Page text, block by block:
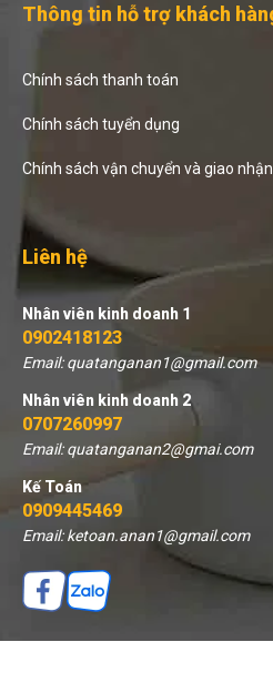
Thông tin hỗ trợ khách
Chính sách thanh toán
Chính sách tuyển dụng
Chính sách vận chuyển và giao nhận
Liên hệ
Nhân viên kinh doanh 1
0902418123
Email: quatanganan1@gmail.com
Nhân viên kinh doanh 2
0707260997
Email: quatanganan2@gmai.com
Kế Toán
0909445469
Email: ketoan.anan1@gmail.com